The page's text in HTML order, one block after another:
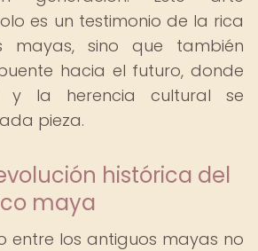
es un testimonio de la rica
mayas, sino que también
hacia el futuro, donde
y la herencia cultural se
pieza.
histórica del
maya
entre los antiguos mayas no